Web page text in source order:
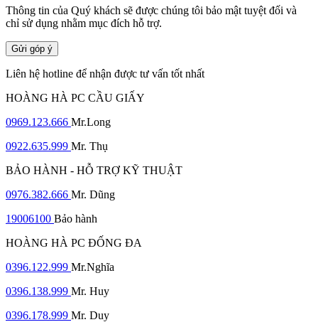
Thông tin của Quý khách sẽ được chúng tôi bảo mật tuyệt đối và
chỉ sử dụng nhằm mục đích hỗ trợ.
Gửi góp ý
Liên hệ hotline để nhận được tư vấn tốt nhất
HOÀNG HÀ PC CẦU GIẤY
0969.123.666 Mr.Long
0922.635.999 Mr. Thụ
BẢO HÀNH - HỖ TRỢ KỸ THUẬT
0976.382.666 Mr. Dũng
19006100 Bảo hành
HOÀNG HÀ PC ĐỐNG ĐA
0396.122.999 Mr.Nghĩa
0396.138.999 Mr. Huy
0396.178.999 Mr. Duy